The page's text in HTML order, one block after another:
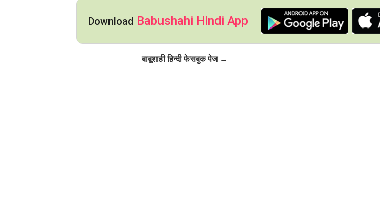
Download Babushahi Hindi App
बाबूशाही हिन्दी फेसबुक पेज →